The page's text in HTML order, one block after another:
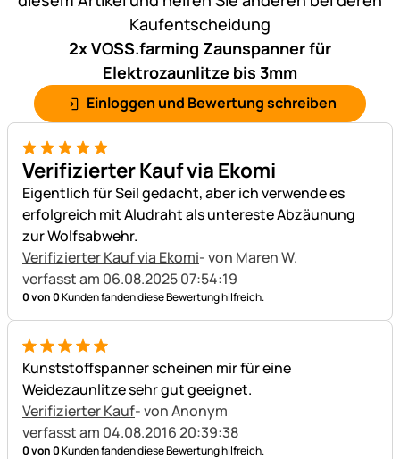
Kaufentscheidung
2x VOSS.farming Zaunspanner für
Elektrozaunlitze bis 3mm
Einloggen und Bewertung schreiben
5 von 5
Verifizierter Kauf via Ekomi
Eigentlich für Seil gedacht, aber ich verwende es
erfolgreich mit Aludraht als untereste Abzäunung
zur Wolfsabwehr.
Verifizierter Kauf via Ekomi- von Maren W.
verfasst am 06.08.2025 07:54:19
0 von 0Kunden fanden diese Bewertung hilfreich.
5 von 5
Kunststoffspanner scheinen mir für eine
Weidezaunlitze sehr gut geeignet.
Verifizierter Kauf- von Anonym
verfasst am 04.08.2016 20:39:38
0 von 0Kunden fanden diese Bewertung hilfreich.